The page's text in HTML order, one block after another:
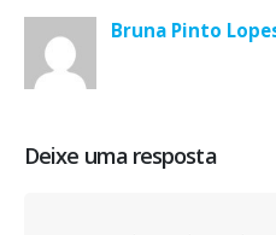
Bruna Pinto
Deixe uma resposta